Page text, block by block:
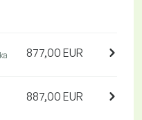
877,00 EUR
887,00 EUR